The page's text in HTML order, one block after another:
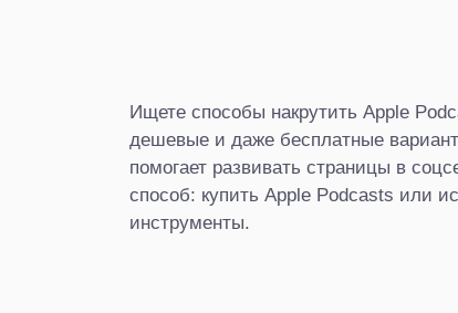
Ищете способы накрутить Apple
дешевые и даже бесплатные
помогает развивать страницы в
способ: купить Apple Podcasts или
инструменты.